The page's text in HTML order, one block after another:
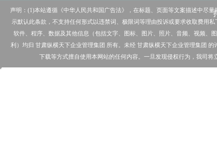
声明：(1)本站遵循《中华人民共和国广告法》，在标题、页面等文案描述中尽
示默认此条款，不支持任何形式以违禁词、极限词等理由投诉或要求收取费用
软件、程序、数据及其他信息（包括文字、图标、图片、照片、音频、视频、
利）均归 甘肃纵横天下企业管理集团 所有。未经 甘肃纵横天下企业管理集团
下载等方式擅自使用本网站的任何内容。一旦发现侵权行为，我司